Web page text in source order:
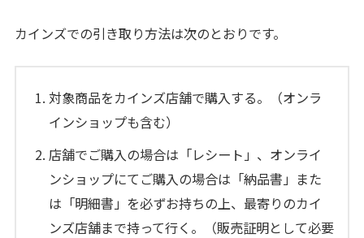
カインズでの引き取り方法は次のとおりです。
対象商品をカインズ店舗で購入する。（オンラ
インショップも含む）
店舗でご購入の場合は「レシート」、オンライ
ンショップにてご購入の場合は「納品書」また
は「明細書」を必ずお持ちの上、最寄りのカイ
ンズ店舗まで持って行く。（販売証明として必要